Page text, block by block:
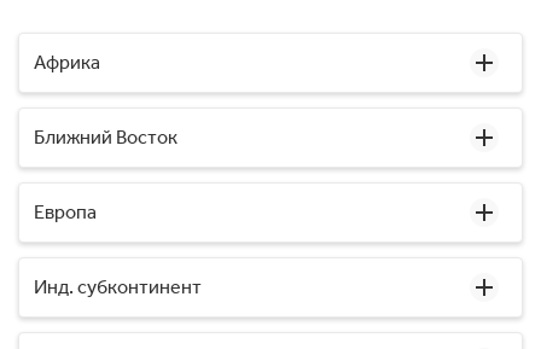
Африка
Ближний Восток
Европа
Инд. субконтинент